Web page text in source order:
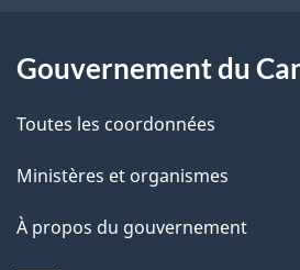
l
a
p
a
g
Gouvernement du
Toutes les coordonnées
Ministères et organismes
À propos du gouvernement